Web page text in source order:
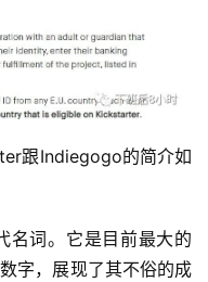
跟Indiegogo的简介如
名词。它是目前最大的
字，展现了其不俗的成